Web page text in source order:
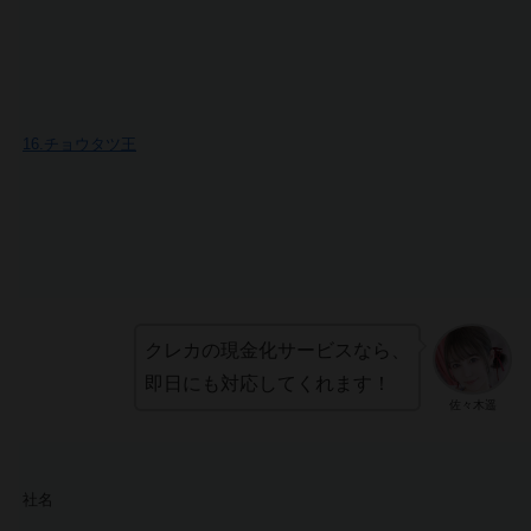
16.チョウタツ王
佐々木遥
クレカの現金化サービスなら、
即日にも対応してくれます！
社名